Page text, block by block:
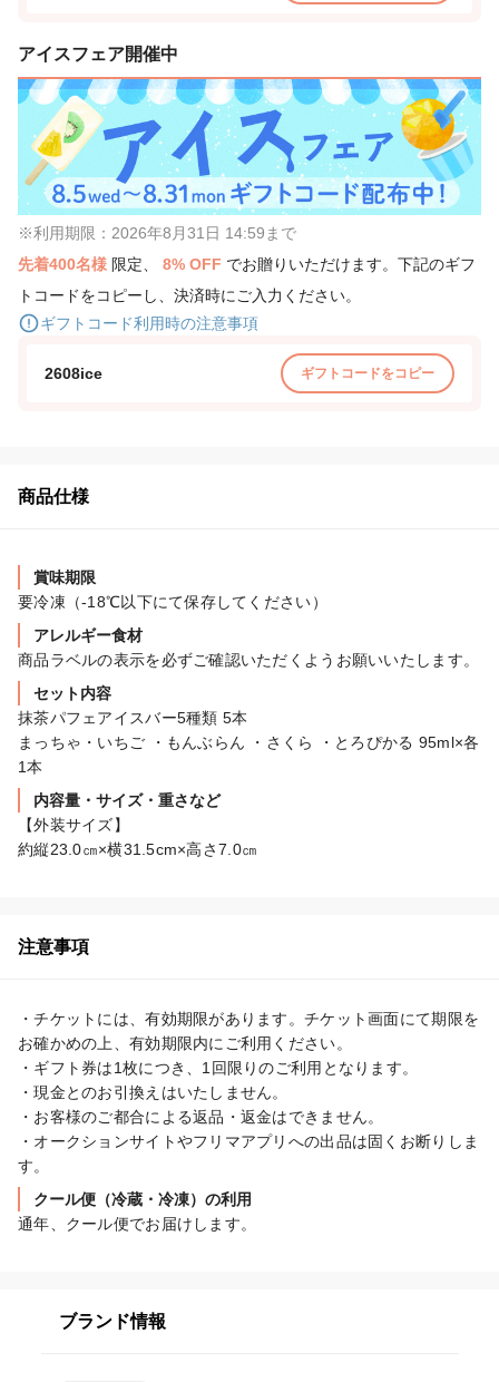
アイスフェア開催中
※利用期限：2026年8月31日 14:59まで
先着400名様 限定、 8% OFF でお贈りいただけます。下記のギフ
トコードをコピーし、決済時にご入力ください。
ギフトコード利用時の注意事項
2608ice ギフトコードをコピー
商品仕様
賞味期限
要冷凍（-18℃以下にて保存してください）
アレルギー食材
商品ラベルの表示を必ずご確認いただくようお願いいたします。
セット内容
抹茶パフェアイスバー5種類 5本
まっちゃ・いちご ・もんぶらん ・さくら ・とろぴかる 95ml×各
1本
内容量・サイズ・重さなど
【外装サイズ】
約縦23.0㎝×横31.5cm×高さ7.0㎝
注意事項
・チケットには、有効期限があります。チケット画面にて期限を
お確かめの上、有効期限内にご利用ください。
・ギフト券は1枚につき、1回限りのご利用となります。
・現金とのお引換えはいたしません。
・お客様のご都合による返品・返金はできません。
・オークションサイトやフリマアプリへの出品は固くお断りしま
す。
クール便（冷蔵・冷凍）の利用
通年、クール便でお届けします。
ブランド情報